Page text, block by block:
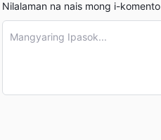
Nilalaman na nais mong i-komento
Mangyaring Ipasok...